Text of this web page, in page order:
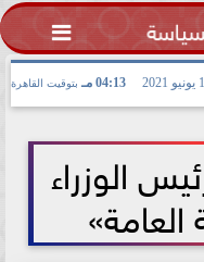

04:13 مـ بتوقيت القاهرة
الوزراء